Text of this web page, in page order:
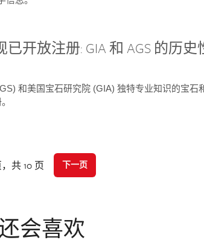
已开放注册: GIA 和 AGS 的历
和美国宝石研究院 (GIA) 独特专业知识的宝石
共 10 页 下一页
会喜欢